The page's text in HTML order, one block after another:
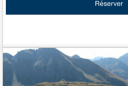
Réserver